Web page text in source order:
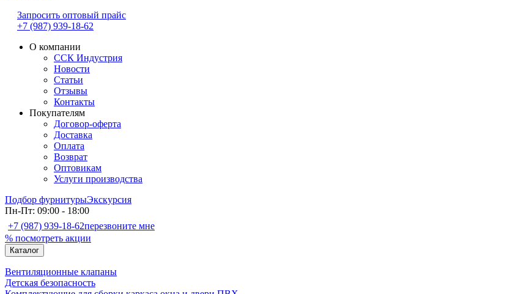
Запросить оптовый прайс
+7 (987) 939-18-62
О компании
ССК Индустрия
Новости
Статьи
Отзывы
Контакты
Покупателям
Договор-оферта
Доставка
Оплата
Возврат
Оптовикам
Услуги производства
Подбор фурнитурыЭкскурсия
Пн-Пт: 09:00 - 18:00
+7 (987) 939-18-62перезвоните мне
% посмотреть акции
Каталог
Вентиляционные клапаны
Детская безопасность